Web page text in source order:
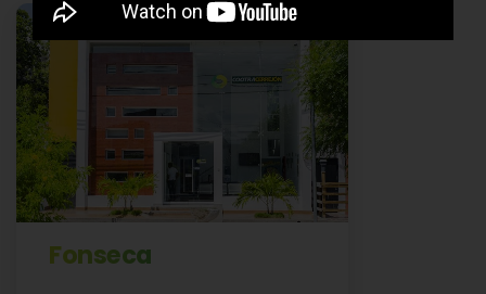
Fonseca